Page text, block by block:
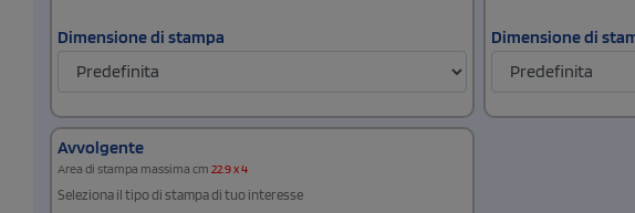
Dimensione di stampa Dimensione di
Avvolgente
Area di stampa massima cm 22.9 x 4
Seleziona il tipo di stampa di tuo interesse